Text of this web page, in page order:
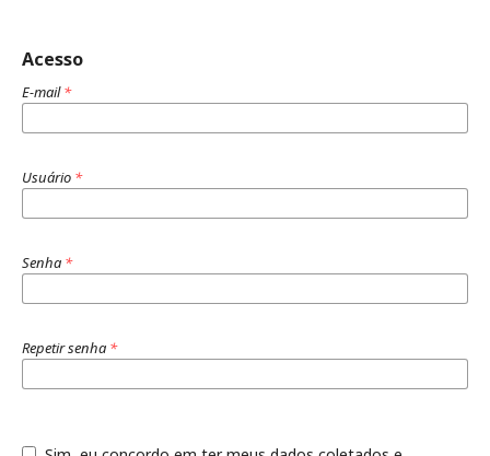
Acesso
E-mail*
Usuário *
Senha *
Repetir senha *